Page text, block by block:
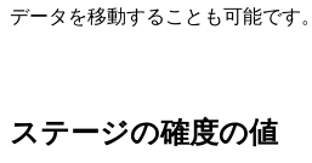
データを移動することも可能です。
ステージの確度の値